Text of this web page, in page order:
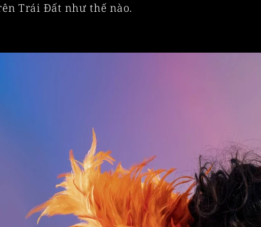
Trái Đất như thế nào.